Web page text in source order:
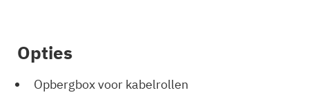
Opties
Opbergbox voor kabelrollen